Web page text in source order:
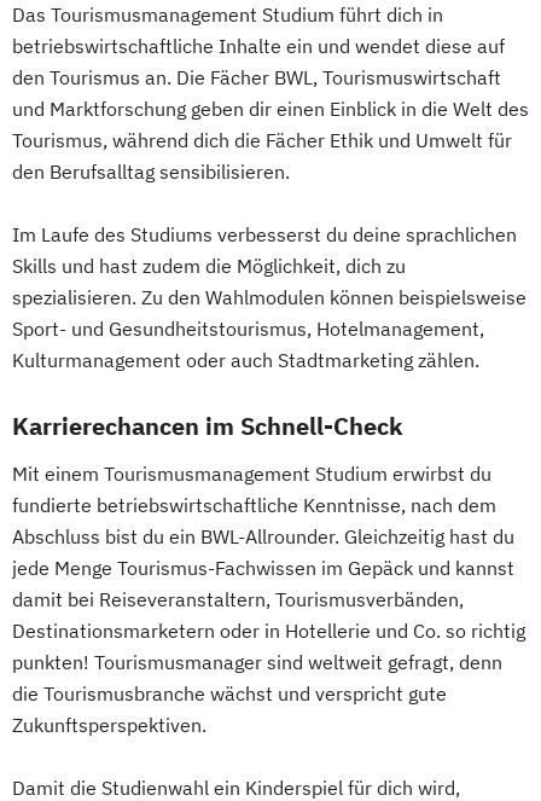
Das Tourismusmanagement Studium führt dich in
betriebswirtschaftliche Inhalte ein und wendet diese auf
den Tourismus an. Die Fächer BWL, Tourismuswirtschaft
und Marktforschung geben dir einen Einblick in die Welt des
Tourismus, während dich die Fächer Ethik und Umwelt für
den Berufsalltag sensibilisieren.
Im Laufe des Studiums verbesserst du deine sprachlichen
Skills und hast zudem die Möglichkeit, dich zu
spezialisieren. Zu den Wahlmodulen können beispielsweise
Sport- und Gesundheitstourismus, Hotelmanagement,
Kulturmanagement oder auch Stadtmarketing zählen.
Karrierechancen im Schnell-Check
Mit einem Tourismusmanagement Studium erwirbst du
fundierte betriebswirtschaftliche Kenntnisse, nach dem
Abschluss bist du ein BWL-Allrounder. Gleichzeitig hast du
jede Menge Tourismus-Fachwissen im Gepäck und kannst
damit bei Reiseveranstaltern, Tourismusverbänden,
Destinationsmarketern oder in Hotellerie und Co. so richtig
punkten! Tourismusmanager sind weltweit gefragt, denn
die Tourismusbranche wächst und verspricht gute
Zukunftsperspektiven.
Damit die Studienwahl ein Kinderspiel für dich wird,